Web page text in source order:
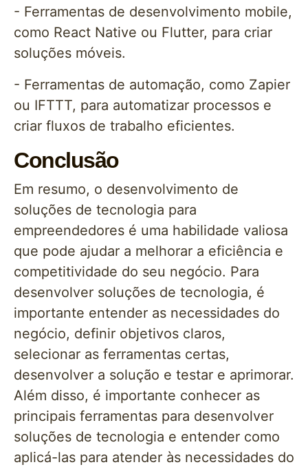
- Ferramentas de desenvolvimento mobile,
como React Native ou Flutter, para criar
soluções móveis.
- Ferramentas de automação, como Zapier
ou IFTTT, para automatizar processos e
criar fluxos de trabalho eficientes.
Conclusão
Em resumo, o desenvolvimento de
soluções de tecnologia para
empreendedores é uma habilidade valiosa
que pode ajudar a melhorar a eficiência e
competitividade do seu negócio. Para
desenvolver soluções de tecnologia, é
importante entender as necessidades do
negócio, definir objetivos claros,
selecionar as ferramentas certas,
desenvolver a solução e testar e aprimorar.
Além disso, é importante conhecer as
principais ferramentas para desenvolver
soluções de tecnologia e entender como
aplicá-las para atender às necessidades do